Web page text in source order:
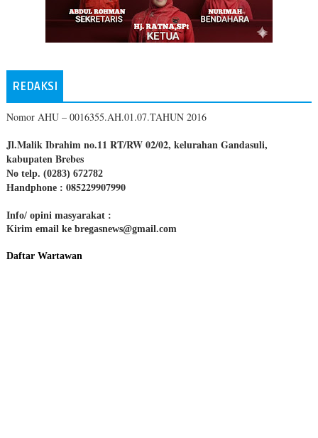
REDAKSI
Nomor AHU – 0016355.AH.01.07.TAHUN 2016
Jl.Malik Ibrahim no.11 RT/RW 02/02, kelurahan Gandasuli,
kabupaten Brebes
No telp. (0283) 672782
Handphone : 085229907990
Info/ opini masyarakat :
Kirim email ke bregasnews@gmail.com
Daftar Wartawan